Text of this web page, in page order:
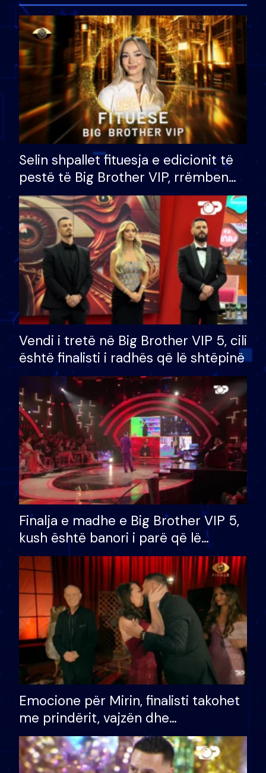
Selin shpallet fituesja e edicionit të
pestë të Big Brother VIP, rrëmben
çmimin e madh prej 100 mijë eurosh
Vendi i tretë në Big Brother VIP 5, cili
është finalisti i radhës që lë shtëpinë
Finalja e madhe e Big Brother VIP 5,
kush është banori i parë që lë
shtëpinë dhe humb mundësinë për
të fituar çmimin e madh
Emocione për Mirin, finalisti takohet
me prindërit, vajzën dhe
bashkëshorten: S’kemi ndonjë letër
divorci apo jo?